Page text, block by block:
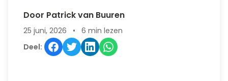
Door Patrick van Buuren
25 juni, 2026 •
6 min lezen
Deel: